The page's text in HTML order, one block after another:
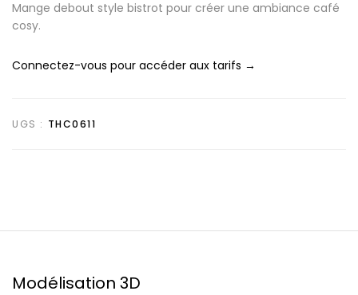
Mange debout style bistrot pour créer une ambiance café
cosy.
Connectez-vous pour accéder aux tarifs →
UGS : THC0611
Modélisation 3D